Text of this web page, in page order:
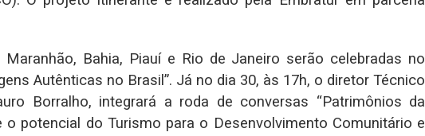
Bahia, Piauí e Rio de Janeiro serão celebradas no
Autênticas no Brasil”. Já no dia 30, às 17h, o diretor Técnico
Borralho, integrará a roda de conversas “Patrimônios da
o potencial do Turismo para o Desenvolvimento Comunitário e